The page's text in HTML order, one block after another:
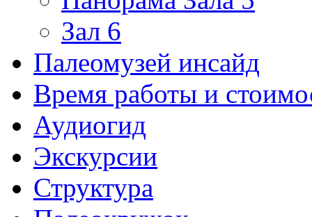
Зал 6
Палеомузей инсайд
Время работы и
Аудиогид
Экскурсии
Структура